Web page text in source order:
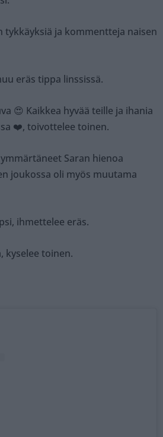
tykkäyksiä ja kommentteja naisen
eräs tippa linssissä.
😍 Kaikkea hyvää teille ja ihania
❤️, toivottelee toinen.
Saran hienoa
joukossa oli myös muutama
ihmettelee eräs.
kyselee toinen.